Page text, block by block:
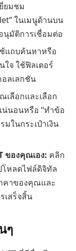
ยมชม
ในเมนูด้านบน
นุมัติการเชื่อมต่อ
แถบค้นหาหรือ
จ ใช้ฟิลเตอร์
ลเลกชัน
เลือกและเลือก
น่นอนหรือ “ทำข้อ
ในกระเป๋าเงิน
ของคุณเอง: คลิก
โหลดไฟล์ดิจิทัล
คาของคุณและ
เสร็จสิ้น
ๆ